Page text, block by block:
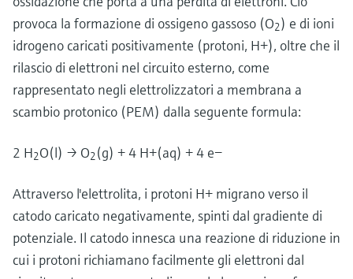
provoca la formazione di ossigeno gassoso (O2) e di ioni
idrogeno caricati positivamente (protoni, H+), oltre che il
rilascio di elettroni nel circuito esterno, come
rappresentato negli elettrolizzatori a membrana a
scambio protonico (PEM) dalla seguente formula:
2 H2O(l) → O2(g) + 4 H+(aq) + 4 e−
Attraverso l'elettrolita, i protoni H+ migrano verso il
catodo caricato negativamente, spinti dal gradiente di
potenziale. Il catodo innesca una reazione di riduzione in
cui i protoni richiamano facilmente gli elettroni dal